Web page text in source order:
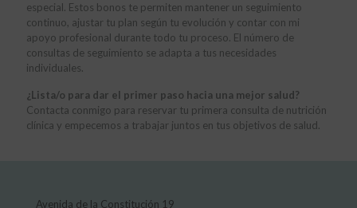
especial. Estos bonos te permiten mantener un seguimiento
continuo, ajustar tu plan según tu evolución y contar con mi
apoyo profesional durante todo tu proceso. El número de
consultas de seguimiento se adapta a tus necesidades
individuales.
¿Lista/o para dar el primer paso hacia una mejor salud?
Contacta conmigo para reservar tu primera consulta de nutrición
clínica y empecemos a trabajar juntos en tus objetivos de salud.
Avenida de la Constitución 19